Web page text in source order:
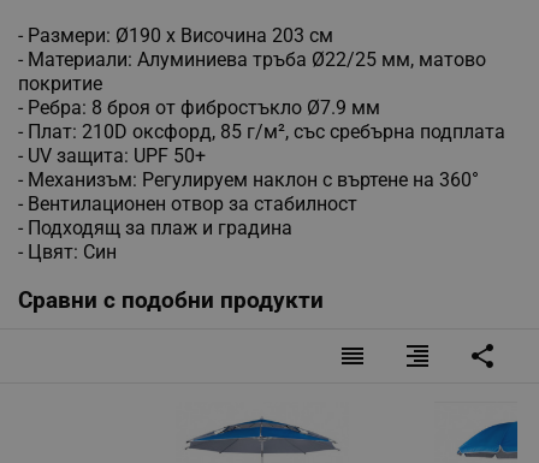
- Размери: Ø190 x Височина 203 см
- Материали: Алуминиева тръба Ø22/25 мм, матово
покритие
- Ребра: 8 броя от фибростъкло Ø7.9 мм
- Плат: 210D оксфорд, 85 г/м², със сребърна подплата
- UV защита: UPF 50+
- Механизъм: Регулируем наклон с въртене на 360°
- Вентилационен отвор за стабилност
- Подходящ за плаж и градина
- Цвят: Син
Сравни с подобни продукти
reorder format_align_right share